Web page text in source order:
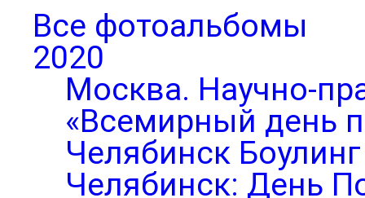
Все фотоальбомы
2020
Москва. Научно-
«Всемирный день
Челябинск
Челябинск: День